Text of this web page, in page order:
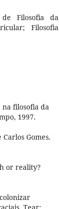
Filosofia da
Filosofia
na filosofia da
1997.
Gomes.
or reality?